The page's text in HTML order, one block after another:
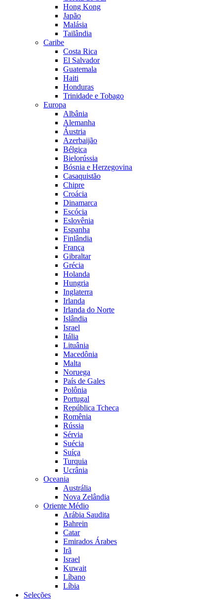
Hong Kong
Japão
Malásia
Tailândia
Caribe
Costa Rica
El Salvador
Guatemala
Haiti
Honduras
Trinidade e Tobago
Europa
Albânia
Alemanha
Áustria
Azerbaijão
Bélgica
Bielorússia
Bósnia e Herzegovina
Casaquistão
Chipre
Croácia
Dinamarca
Escócia
Eslovênia
Espanha
Finlândia
França
Gibraltar
Grécia
Holanda
Hungria
Inglaterra
Irlanda
Irlanda do Norte
Islândia
Israel
Itália
Lituânia
Macedônia
Malta
Noruega
País de Gales
Polônia
Portugal
República Tcheca
Romênia
Rússia
Sérvia
Suécia
Suíça
Turquia
Ucrânia
Oceania
Austrália
Nova Zelândia
Oriente Médio
Arábia Saudita
Bahrein
Catar
Emirados Árabes
Irã
Israel
Kuwait
Líbano
Líbia
Seleções